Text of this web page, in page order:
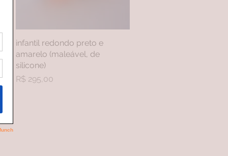
Visualização rápida
infantil redondo preto e
amarelo (maleável, de
silicone)
Preço
R$ 295,00